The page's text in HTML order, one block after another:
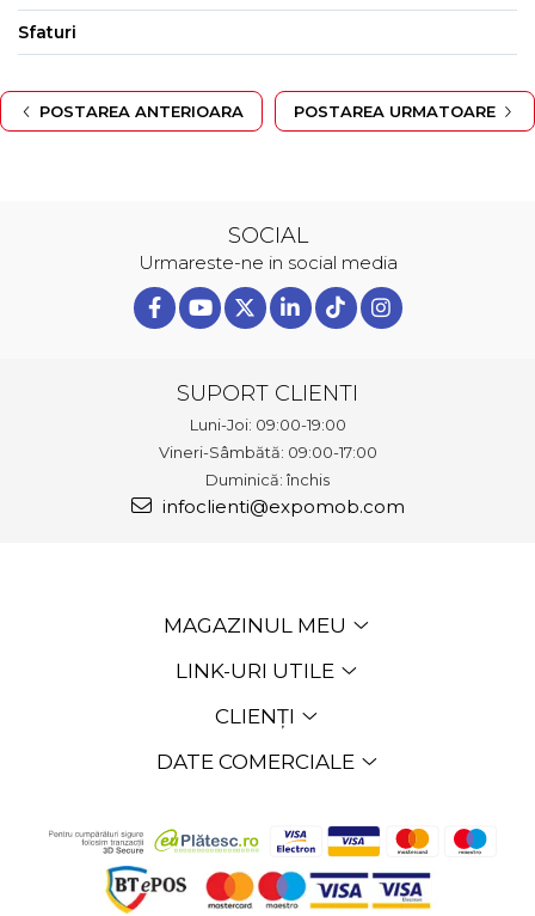
Sfaturi
POSTAREA URMATOARE
POSTAREA ANTERIOARA
SOCIAL
Urmareste-ne in social media
SUPORT CLIENTI
Luni-Joi: 09:00-19:00
Vineri-Sâmbătă: 09:00-17:00
Duminică: închis
infoclienti@expomob.com
MAGAZINUL MEU
LINK-URI UTILE
CLIENȚI
DATE COMERCIALE